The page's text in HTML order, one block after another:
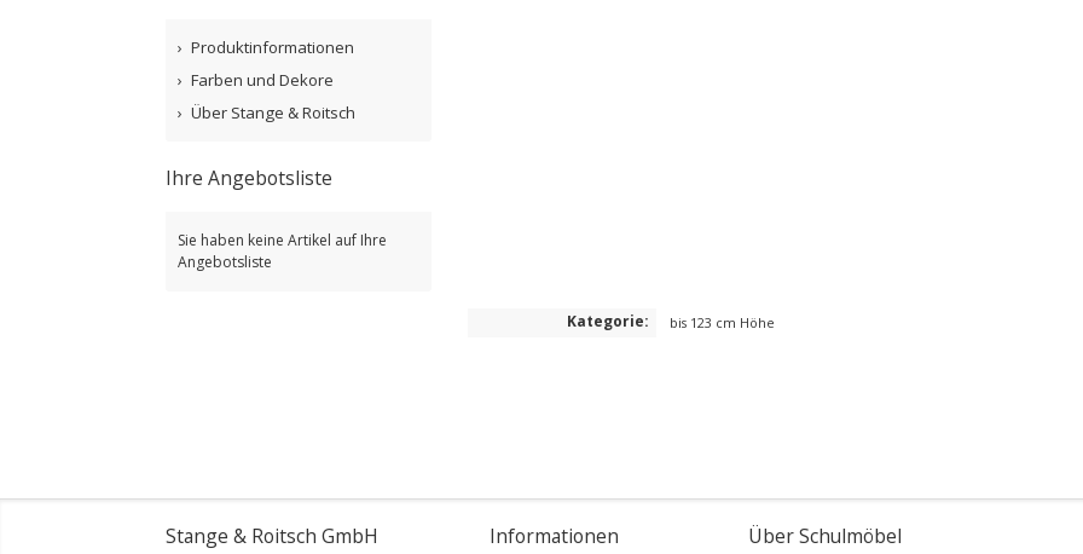
Kategorie: bis 123 cm Höhe
Produktinformationen
Farben und Dekore
Über Stange & Roitsch
Ihre Angebotsliste
Sie haben keine Artikel auf Ihre
Angebotsliste
Stange & Roitsch GmbH Informationen Über Schulmöbel